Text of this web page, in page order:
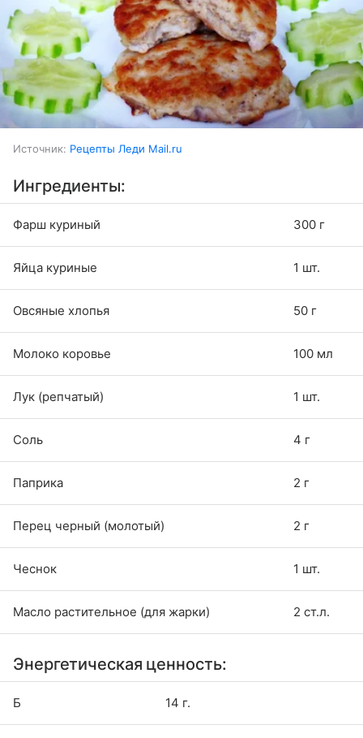
Источник: Рецепты Леди Mail.ru
Ингредиенты:
Фарш куриный 300 г
Яйца куриные 1 шт.
Овсяные хлопья 50 г
Молоко коровье 100 мл
Лук (репчатый) 1 шт.
Соль 4 г
Паприка 2 г
Перец черный (молотый) 2 г
Чеснок 1 шт.
Масло растительное (для жарки) 2 ст.л.
Энергетическая ценность:
Б 14 г.